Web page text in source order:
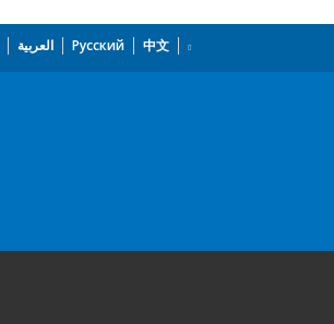
العربية Русский 中文